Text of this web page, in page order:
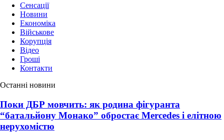
Сенсації
Новини
Економіка
Військове
Корупція
Відео
Гроші
Контакти
Останні новини
Поки ДБР мовчить: як родина фігуранта
“батальйону Монако” обростає Mercedes і елітною
нерухомістю